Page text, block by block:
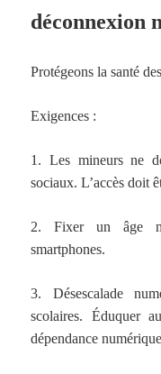
déconnexion
Protégeons la santé
Exigences :
1. Les mineurs ne
sociaux. L’accès doit
2. Fixer un âge
smartphones.
3. Désescalade
scolaires. Éduquer
dépendance